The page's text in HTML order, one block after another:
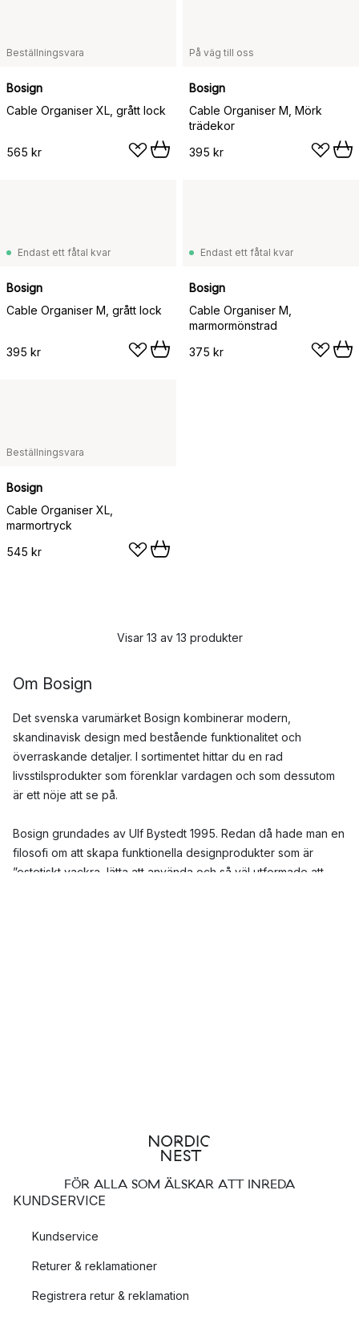
Beställningsvara
Bosign
Cable Organiser XL, grått lock
565 kr
På väg till oss
Bosign
Cable Organiser M, Mörk
trädekor
395 kr
Endast ett fåtal kvar
Bosign
Cable Organiser M, grått lock
395 kr
Endast ett fåtal kvar
Bosign
Cable Organiser M,
marmormönstrad
375 kr
Beställningsvara
Bosign
Cable Organiser XL,
marmortryck
545 kr
Visar 13 av 13 produkter
Om Bosign
Det svenska varumärket Bosign kombinerar modern,
skandinavisk design med bestående funktionalitet och
överraskande detaljer. I sortimentet hittar du en rad
livsstilsprodukter som förenklar vardagen och som dessutom
är ett nöje att se på.
Bosign grundades av Ulf Bystedt 1995. Redan då hade man en
filosofi om att skapa funktionella designprodukter som är
”estetiskt vackra, lätta att använda och så väl utformade att
FÖR ALLA SOM ÄLSKAR ATT INREDA
KUNDSERVICE
Kundservice
Returer & reklamationer
Registrera retur & reklamation